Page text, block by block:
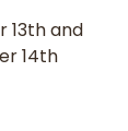
13th and
14th